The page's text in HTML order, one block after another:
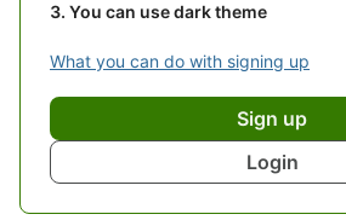
You can use dark theme
What you can do with signing up
Sign up
Login